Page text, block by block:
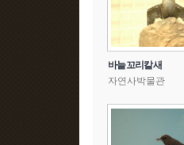
바늘꼬리칼새
자연사박물관